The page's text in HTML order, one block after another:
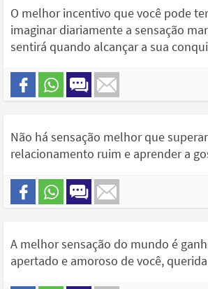
O melhor incentivo que você pode
imaginar diariamente a sensação
sentirá quando alcançar a sua
Não há sensação melhor que
relacionamento ruim e aprender a
A melhor sensação do mundo é
apertado e amoroso de você,